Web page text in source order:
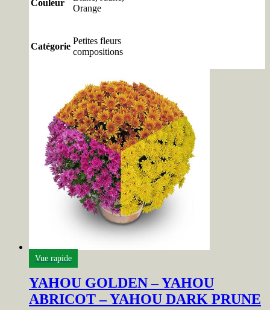
Couleur
Orange
Catégorie
Petites fleurs
compositions
Vue rapide
YAHOU GOLDEN – YAHOU
ABRICOT – YAHOU DARK PRUNE